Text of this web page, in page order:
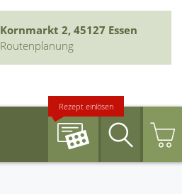
Kornmarkt 2, 45127 Essen
Routenplanung
Rezept einlösen
Suche